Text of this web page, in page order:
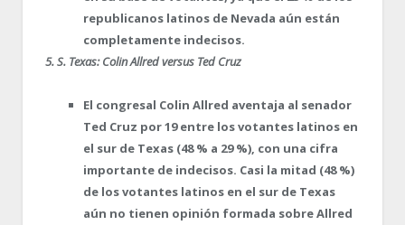
republicanos latinos de Nevada aún están
completamente indecisos.
5. S. Texas: Colin Allred versus Ted Cruz
El congresal Colin Allred aventaja al senador
Ted Cruz por 19 entre los votantes latinos en
el sur de Texas (48 % a 29 %), con una cifra
importante de indecisos. Casi la mitad (48 %)
de los votantes latinos en el sur de Texas
aún no tienen opinión formada sobre Allred